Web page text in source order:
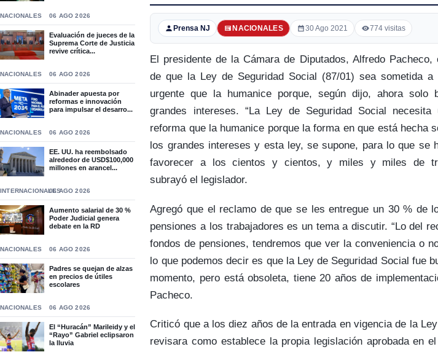
NACIONALES 06 AGO 2026
Evaluación de jueces de la
Suprema Corte de Justicia
revive crítica...
NACIONALES 06 AGO 2026
Abinader apuesta por
reformas e innovación
para impulsar el desarro...
NACIONALES 06 AGO 2026
EE. UU. ha reembolsado
alrededor de USD$100,000
millones en arancel...
INTERNACIONALES06 AGO 2026
Aumento salarial de 30 %
Poder Judicial genera
debate en la RD
NACIONALES 06 AGO 2026
Padres se quejan de alzas
en precios de útiles
escolares
NACIONALES 06 AGO 2026
El “Huracán” Marileidy y el
“Rayo” Gabriel eclipsaron
la lluvia
Prensa NJ NACIONALES 30 Ago 2021 774 visitas
El presidente de la Cámara de Diputados, Alfredo Pacheco,
de que la Ley de Seguridad Social (87/01) sea sometida a
urgente que la humanice porque, según dijo, ahora solo
grandes intereses. “La Ley de Seguridad Social necesita
reforma que la humanice porque la forma en que está hecha
los grandes intereses y esta ley, se supone, para lo que se
favorecer a los cientos y cientos, y miles y miles de
subrayó el legislador.
Agregó que el reclamo de que se les entregue un 30 % de
pensiones a los trabajadores es un tema a discutir. “Lo del
fondos de pensiones, tendremos que ver la conveniencia o
lo que podemos decir es que la Ley de Seguridad Social fue
momento, pero está obsoleta, tiene 20 años de
Pacheco.
Criticó que a los diez años de la entrada en vigencia de la
revisara como establece la propia legislación aprobada en el